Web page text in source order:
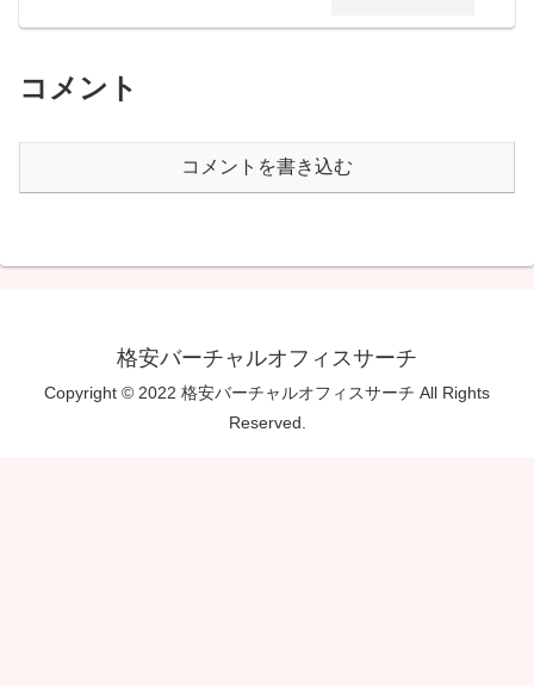
コメント
コメントを書き込む
格安バーチャルオフィスサーチ
Copyright © 2022 格安バーチャルオフィスサーチ All Rights
Reserved.